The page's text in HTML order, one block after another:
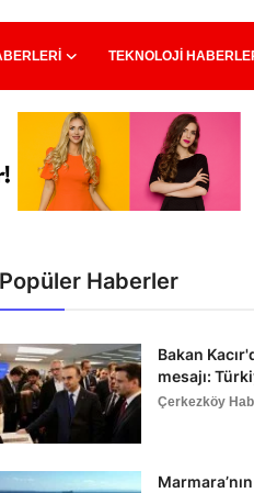
TEKNOLOJI
Popüler Haberler
Bakan
mesajı:
Çerkezköy